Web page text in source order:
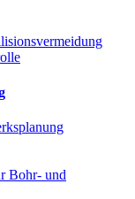
Bohr- und